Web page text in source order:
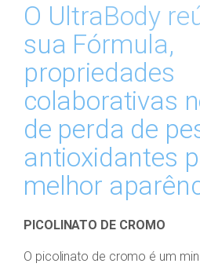
O UltraBody
sua Fórmula,
propriedades
colaborativas
de perda de
antioxidantes
melhor
PICOLINATO DE CROMO
O picolinato de cromo é um